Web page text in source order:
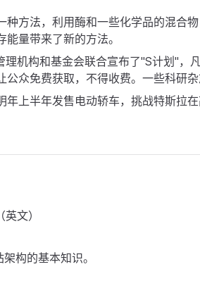
种方法，利用酶和一些化学品的混合
能量带来了新的方法。
理机构和基金会联合宣布了"S计划"，
公众免费获取，不得收费。一些科研
年上半年发售电动轿车，挑战特斯拉
（英文）
构的基本知识。